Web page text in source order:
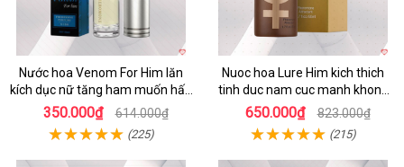
Nước hoa Venom For Him lăn
kích dục nữ tăng ham muốn hấp
dẫn
350.000₫ 614.000₫
(225)
Nuoc hoa Lure Him kich thich
tinh duc nam cuc manh khong
mui
650.000₫ 823.000₫
(215)